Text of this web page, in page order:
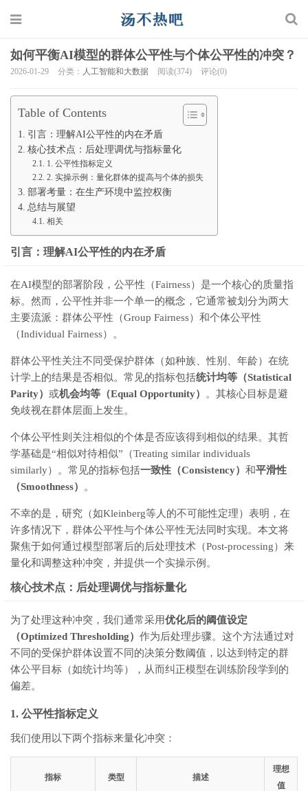
如何平衡AI模型的群体公平性与个体公平性的冲突？
2026-01-29 分类： 人工智能和大数据 阅读(374) 评论(0)
Table of Contents
引言：理解AI公平性的内在矛盾
核心技术点：后处理调优与指标量化
1. 公平性指标定义
2. 实操示例：量化群体的提高与个体的损失
部署考量：在生产环境中监控权衡
总结与展望
相关
引言：理解AI公平性的内在矛盾
在AI模型的部署阶段，公平性（Fairness）是一个核心的质量指
标。然而，公平性并非一个单一的概念，它通常被划分为两大
主要流派：群体公平性（Group Fairness）和个体公平性
（Individual Fairness）。
群体公平性关注不同受保护群体（如种族、性别、年龄）在统
计学上的结果是否相似。常见的指标包括统计均等（Statistical
Parity） 或机会均等（Equal Opportunity）
。其核心目标是避
免歧视在群体层面上发生。
个体公平性则关注相似的个体是否应该得到相似的结果。其哲
学基础是“相似对待相似”（Treating similar individuals
similarly）。常见的指标包括一致性（Consistency） 和平滑性
（Smoothness）
。
不幸的是，研究（如Kleinberg等人的不可能性定理）表明，在
许多情况下，群体公平性与个体公平性无法同时实现。本文将
聚焦于如何通过模型部署后的后处理技术（Post-processing）来
量化和调整这种冲突，并提供一个实操示例。
核心技术点：后处理调优与指标量化
为了处理这种冲突，我们通常采用优化后的阈值设定
（Optimized Thresholding） 作为后处理步骤。这个方法通过对
不同的受保护群体设置不同的决策分数阈值，以达到特定的群
体公平目标（如统计均等），从而纠正模型在训练阶段学到的
偏差。
1. 公平性指标定义
我们使用以下两个指标来量化冲突：
指标 类型 描述
理想
值